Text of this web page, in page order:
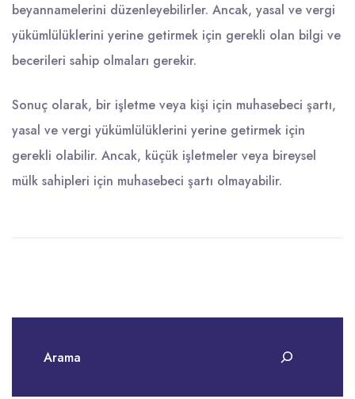
beyannamelerini düzenleyebilirler. Ancak, yasal ve vergi
yükümlülüklerini yerine getirmek için gerekli olan bilgi ve
becerileri sahip olmaları gerekir.
Sonuç olarak, bir işletme veya kişi için muhasebeci şartı,
yasal ve vergi yükümlülüklerini yerine getirmek için
gerekli olabilir. Ancak, küçük işletmeler veya bireysel
mülk sahipleri için muhasebeci şartı olmayabilir.